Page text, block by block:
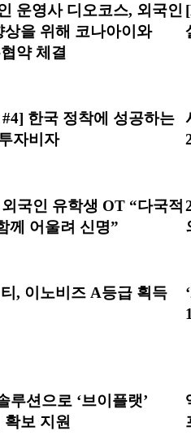
운영사 디오코스, 외국인
상을 위해 코나아이와
약 체결
한국 정착에 성공하는
자비자
국인 유학생 OT “다국적
께 어울려 신명”
, 이노비즈 A등급 획득
루션으로 ‘브이플랫’
확보 지원